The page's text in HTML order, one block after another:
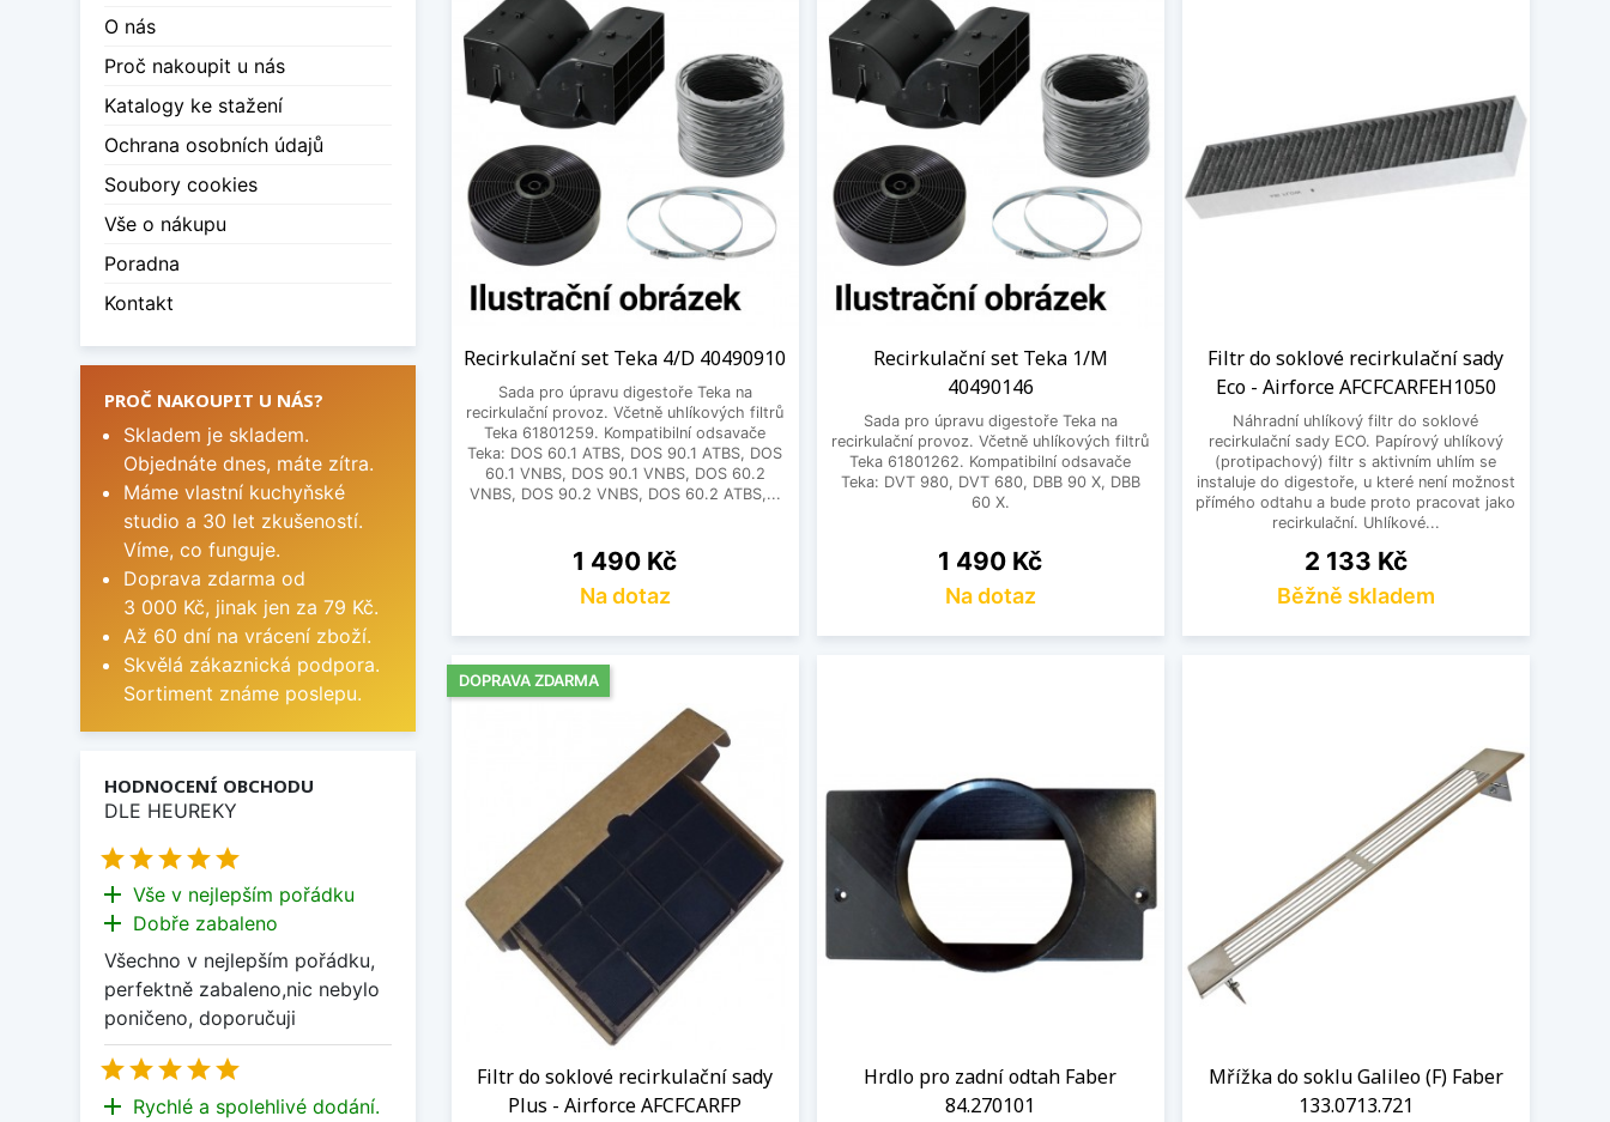
O nás
Proč nakoupit u nás
Katalogy ke stažení
Ochrana osobních údajů
Soubory cookies
Vše o nákupu
Poradna
Kontakt
PROČ NAKOUPIT U NÁS?
Skladem je skladem.
Objednáte dnes, máte zítra.
Máme vlastní kuchyňské
studio a 30 let zkušeností.
Víme, co funguje.
Doprava zdarma od
3 000 Kč, jinak jen za 79 Kč.
Až 60 dní na vrácení zboží.
Skvělá zákaznická podpora.
Sortiment známe poslepu.
HODNOCENÍ OBCHODU
DLE HEUREKY

add Vše v nejlepším pořádku
add Dobře zabaleno
Všechno v nejlepším pořádku,
perfektně zabaleno,nic nebylo
poničeno, doporučuji

add Rychlé a spolehlivé dodání.
Recirkulační set Teka 4/D 40490910
Sada pro úpravu digestoře Teka na
recirkulační provoz. Včetně uhlíkových filtrů
Teka 61801259. Kompatibilní odsavače
Teka: DOS 60.1 ATBS, DOS 90.1 ATBS, DOS
60.1 VNBS, DOS 90.1 VNBS, DOS 60.2
VNBS, DOS 90.2 VNBS, DOS 60.2 ATBS,...
Cena
1 490 Kč
Na dotaz
Recirkulační set Teka 1/M
40490146
Sada pro úpravu digestoře Teka na
recirkulační provoz. Včetně uhlíkových filtrů
Teka 61801262. Kompatibilní odsavače
Teka: DVT 980, DVT 680, DBB 90 X, DBB
60 X.
Cena
1 490 Kč
Na dotaz
Filtr do soklové recirkulační sady
Eco - Airforce AFCFCARFEH1050
Náhradní uhlíkový filtr do soklové
recirkulační sady ECO. Papírový uhlíkový
(protipachový) filtr s aktivním uhlím se
instaluje do digestoře, u které není možnost
přímého odtahu a bude proto pracovat jako
recirkulační. Uhlíkové...
Cena
2 133 Kč
Běžně skladem
Filtr do soklové recirkulační sady
Plus - Airforce AFCFCARFP
DOPRAVA ZDARMA
Hrdlo pro zadní odtah Faber
84.270101
Mřížka do soklu Galileo (F) Faber
133.0713.721